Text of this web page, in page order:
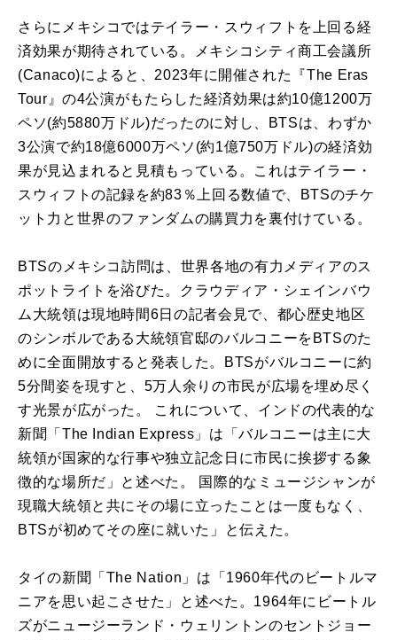
さらにメキシコではテイラー・スウィフトを上回る経
済効果が期待されている。メキシコシティ商工会議所
(Canaco)によると、2023年に開催された『The Eras
Tour』の4公演がもたらした経済効果は約10億1200万
ペソ(約5880万ドル)だったのに対し、BTSは、わずか
3公演で約18億6000万ペソ(約1億750万ドル)の経済効
果が見込まれると見積もっている。これはテイラー・
スウィフトの記録を約83％上回る数値で、BTSのチケ
ット力と世界のファンダムの購買力を裏付けている。
BTSのメキシコ訪問は、世界各地の有力メディアのス
ポットライトを浴びた。クラウディア・シェインバウ
ム大統領は現地時間6日の記者会見で、都心歴史地区
のシンボルである大統領官邸のバルコニーをBTSのた
めに全面開放すると発表した。BTSがバルコニーに約
5分間姿を現すと、5万人余りの市民が広場を埋め尽く
す光景が広がった。 これについて、インドの代表的な
新聞「The Indian Express」は「バルコニーは主に大
統領が国家的な行事や独立記念日に市民に挨拶する象
徴的な場所だ」と述べた。 国際的なミュージシャンが
現職大統領と共にその場に立ったことは一度もなく、
BTSが初めてその座に就いた」と伝えた。
タイの新聞「The Nation」は「1960年代のビートルマ
ニアを思い起こさせた」と述べた。1964年にビートル
ズがニュージーランド・ウェリントンのセントジョー